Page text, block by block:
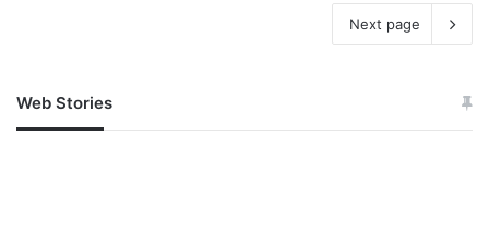
Next page
Web Stories
जम्मू-कश्मीर में बारिश से
अपडेट
खाई में धक्का… आरोपियों ने